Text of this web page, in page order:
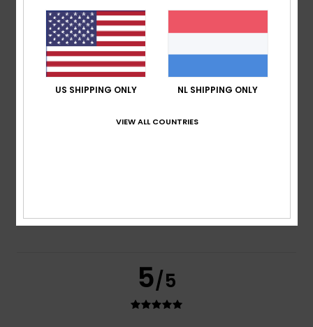
Comfort
Prijs-kwaliteitverhouding
5/5
US SHIPPING ONLY NL SHIPPING ONLY
VIEW ALL COUNTRIES